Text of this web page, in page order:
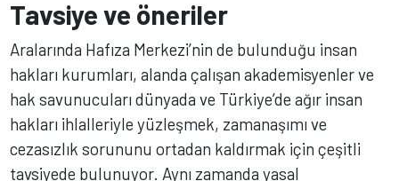
Tavsiye ve öneriler
Aralarında Hafıza Merkezi’nin de bulunduğu insan
hakları kurumları, alanda çalışan akademisyenler ve
hak savunucuları dünyada ve Türkiye’de ağır insan
hakları ihlalleriyle yüzleşmek, zamanaşımı ve
cezasızlık sorununu ortadan kaldırmak için çeşitli
tavsiyede bulunuyor. Aynı zamanda yasal